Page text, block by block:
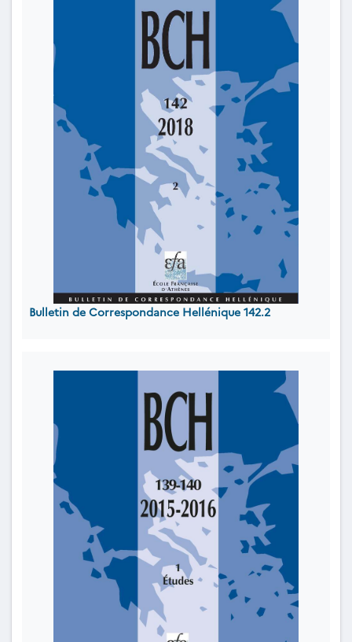
Bulletin de Correspondance Hellénique 142.2